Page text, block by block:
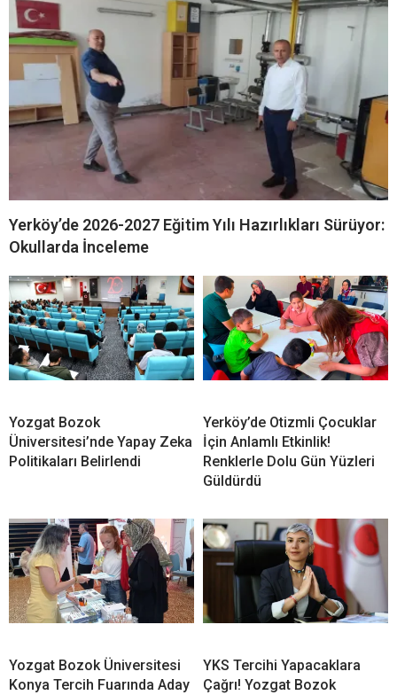
Yerköy’de 2026-2027 Eğitim Yılı Hazırlıkları Sürüyor:
Okullarda İnceleme
Yozgat Bozok
Üniversitesi’nde Yapay Zeka
Politikaları Belirlendi
Yerköy’de Otizmli Çocuklar
İçin Anlamlı Etkinlik!
Renklerle Dolu Gün Yüzleri
Güldürdü
Yozgat Bozok Üniversitesi
Konya Tercih Fuarında Aday
YKS Tercihi Yapacaklara
Çağrı! Yozgat Bozok